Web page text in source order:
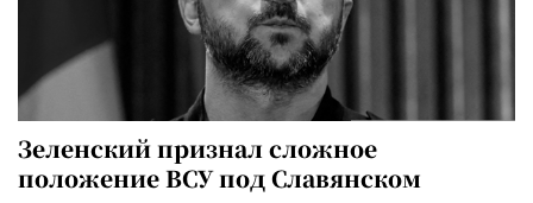
Зеленский признал сложное
положение ВСУ под Славянском